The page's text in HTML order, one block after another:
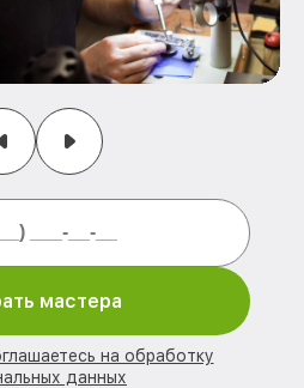
мастера
на обработку
данных